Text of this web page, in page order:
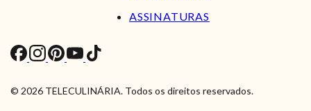
ASSINATURAS
© 2026 TELECULINÁRIA. Todos os direitos reservados.